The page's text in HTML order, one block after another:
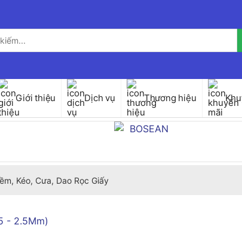
Giới thiệu Dịch vụ Thương hiệu
Kéo, Cưa, Dao Rọc Giấy